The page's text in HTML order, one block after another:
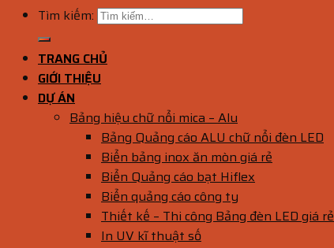
Tìm kiếm:
TRANG CHỦ
GIỚI THIỆU
DỰ ÁN
Bảng hiệu chữ nổi mica – Alu
Bảng Quảng cáo ALU chữ nổi đèn LED
Biển bảng inox ăn mòn giá rẻ
Biển Quảng cáo bạt Hiflex
Biển quảng cáo công ty
Thiết kế – Thi công Bảng đèn LED giá rẻ
In UV kĩ thuật số